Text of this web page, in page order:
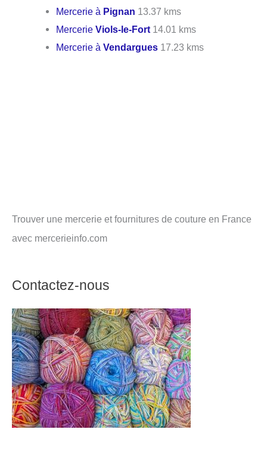
Mercerie à Pignan 13.37 kms
MercerieViols-le-Fort 14.01 kms
Mercerie àVendargues 17.23 kms
Trouver une mercerie et fournitures de couture en France
avec mercerieinfo.com
Contactez-nous